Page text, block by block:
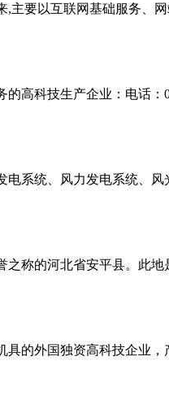
主要以互联网基础服务、
高科技生产企业：电话：
系统、风力发电系统、
称的河北省安平县。此
的外国独资高科技企业